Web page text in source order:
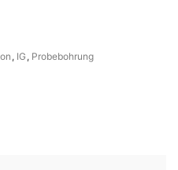
, IG , Probebohrung